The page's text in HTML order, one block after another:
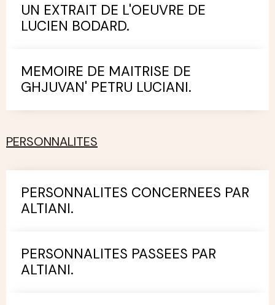
UN EXTRAIT DE L'OEUVRE DE
LUCIEN BODARD.
MEMOIRE DE MAITRISE DE
GHJUVAN' PETRU LUCIANI.
PERSONNALITES
PERSONNALITES CONCERNEES PAR
ALTIANI.
PERSONNALITES PASSEES PAR
ALTIANI.